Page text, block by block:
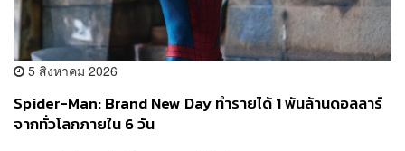
5 สิงหาคม 2026
Spider-Man: Brand New Day ทำรายได้ 1 พันล้านดอลลาร์
จากทั่วโลกภายใน 6 วัน